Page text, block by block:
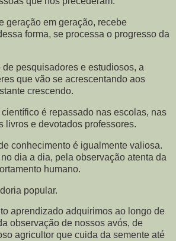
geração em geração, recebe
forma, se processa o progresso da
pesquisadores e estudiosos, a
que vão se acrescentando aos
crescendo.
é repassado nas escolas, nas
livros e devotados professores.
conhecimento é igualmente valiosa.
dia a dia, pela observação atenta da
humano.
popular.
aprendizado adquirimos ao longo de
observação de nossos avós, de
agricultor que cuida da semente até